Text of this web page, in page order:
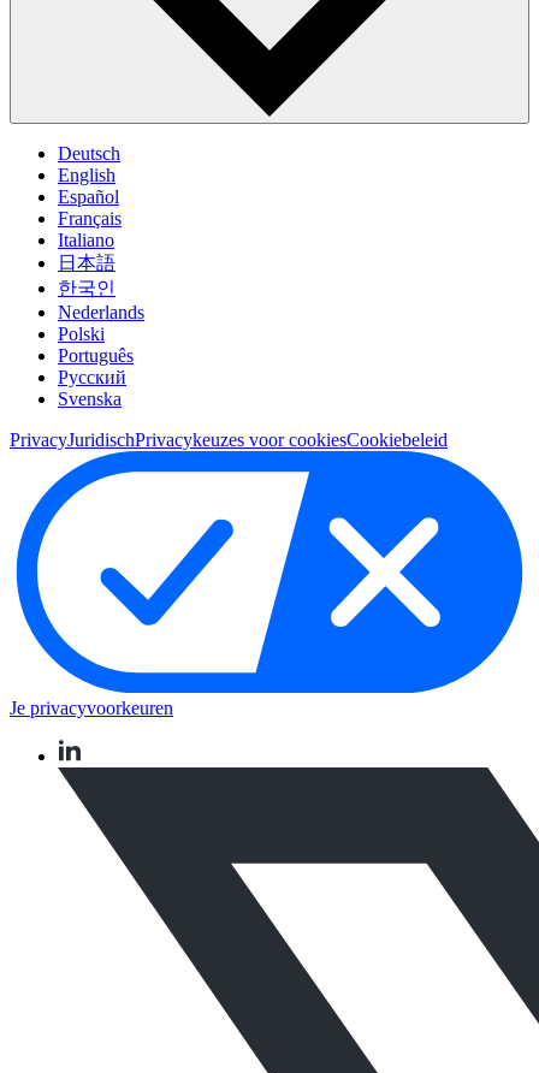
Deutsch
English
Español
Français
Italiano
日本語
한국인
Nederlands
Polski
Português
Pусский
Svenska
PrivacyJuridischPrivacykeuzes voor cookiesCookiebeleid
Je privacyvoorkeuren